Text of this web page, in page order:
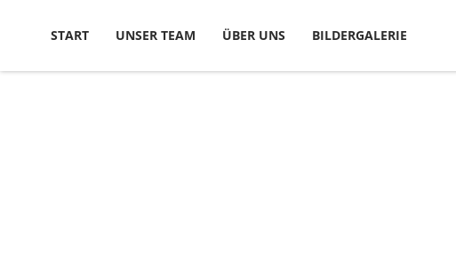
START UNSER TEAM ÜBER UNS BILDERGALERIE